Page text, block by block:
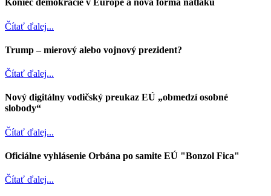
Koniec demokracie v Európe a nová forma nátlaku
Čítať ďalej...
Trump – mierový alebo vojnový prezident?
Čítať ďalej...
Nový digitálny vodičský preukaz EÚ „obmedzí osobné
slobody“
Čítať ďalej...
Oficiálne vyhlásenie Orbána po samite EÚ "Bonzol Fica"
Čítať ďalej...